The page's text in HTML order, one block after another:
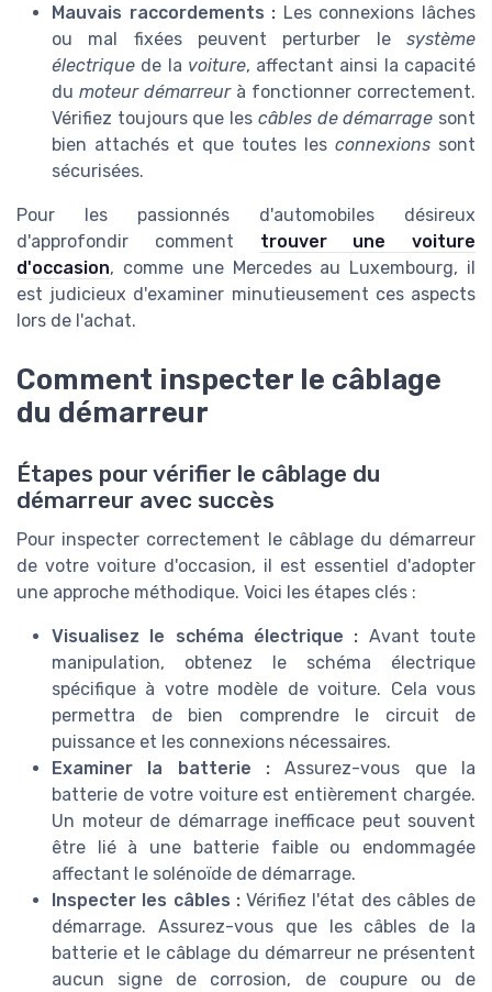
Mauvais raccordements : Les connexions lâches
ou mal fixées peuvent perturber le système
électrique de la voiture, affectant ainsi la capacité
du moteur démarreurà fonctionner correctement.
Vérifiez toujours que les câbles de démarrage sont
bien attachés et que toutes les connexions sont
sécurisées.
Pour les passionnés d'automobiles désireux
d'approfondir comment trouver une voiture
d'occasion, comme une Mercedes au Luxembourg, il
est judicieux d'examiner minutieusement ces aspects
lors de l'achat.
Comment inspecter le câblage
du démarreur
Étapes pour vérifier le câblage du
démarreur avec succès
Pour inspecter correctement le câblage du démarreur
de votre voiture d'occasion, il est essentiel d'adopter
une approche méthodique. Voici les étapes clés :
Visualisez le schéma électrique : Avant toute
manipulation, obtenez le schéma électrique
spécifique à votre modèle de voiture. Cela vous
permettra de bien comprendre le circuit de
puissance et les connexions nécessaires.
Examiner la batterie : Assurez-vous que la
batterie de votre voiture est entièrement chargée.
Un moteur de démarrage inefficace peut souvent
être lié à une batterie faible ou endommagée
affectant le solénoïde de démarrage.
Inspecter les câbles :Vérifiez l'état des câbles de
démarrage. Assurez-vous que les câbles de la
batterie et le câblage du démarreur ne présentent
aucun signe de corrosion, de coupure ou de